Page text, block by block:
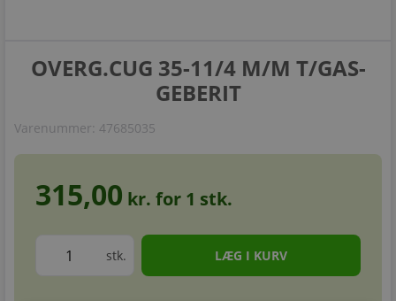
OVERG.CUG 35-11/4 M/M T/GAS-
GEBERIT
Varenummer: 47685035
315,00 kr. for 1 stk.
stk.